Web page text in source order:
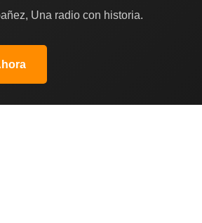
Una radio con historia.